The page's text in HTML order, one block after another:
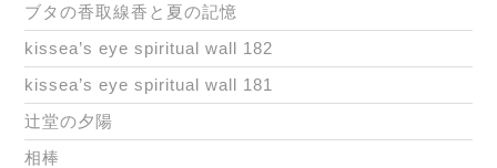
ブタの香取線香と夏の記憶
kissea’s eye spiritual wall 182
kissea’s eye spiritual wall 181
辻堂の夕陽
相棒